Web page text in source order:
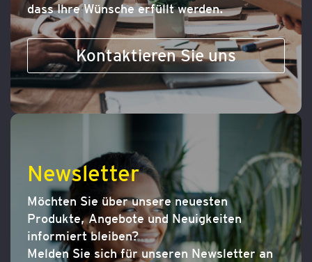
dass Ihre Wünsche erfüllt werden.
Kontaktieren Sie uns
Newsletter
Möchten Sie über unsere neuesten
Produkte, Angebote und Neuigkeiten
informiert bleiben?
Melden Sie sich für unseren Newsletter an